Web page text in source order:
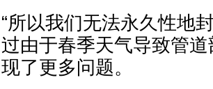
“所以我们无法永久性地
过由于春季天气导致管
现了更多问题。